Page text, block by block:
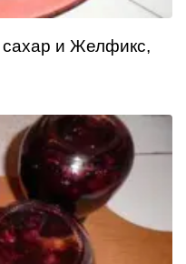
и Желфикс,